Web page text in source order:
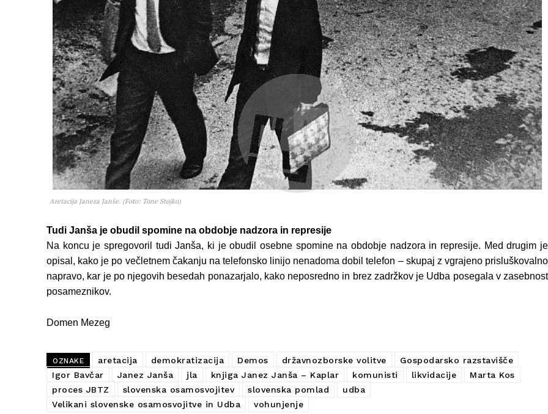
Aretacija Janeza Janše. (Foto: Tone Stojko)
Tudi Janša je obudil spomine na obdobje nadzora in represije
Na koncu je spregovoril tudi Janša, ki je obudil osebne spomine na obdobje nadzora in represije. Med drugim je
opisal, kako je po večletnem čakanju na telefonsko linijo nenadoma dobil telefon – skupaj z vgrajeno prisluškovalno
napravo, kar je po njegovih besedah ponazarjalo, kako neposredno in brez zadržkov je Udba posegala v zasebnost
posameznikov.
Domen Mezeg
OZNAKE aretacija demokratizacija Demos državnozborske volitve
Gospodarsko razstavišče
Igor Bavčar
Janez Janša jla knjiga Janez Janša – Kaplar komunisti likvidacije
Marta Kos
proces JBTZ
slovenska osamosvojitev slovenska pomlad
udba
Velikani slovenske osamosvojitve in Udba
vohunjenje